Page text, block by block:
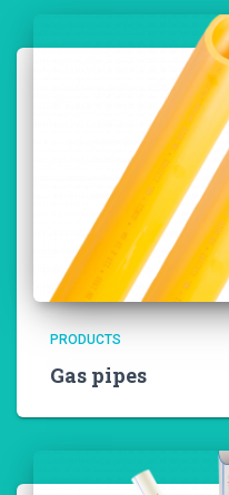
PRODUCTS
Gas pipes